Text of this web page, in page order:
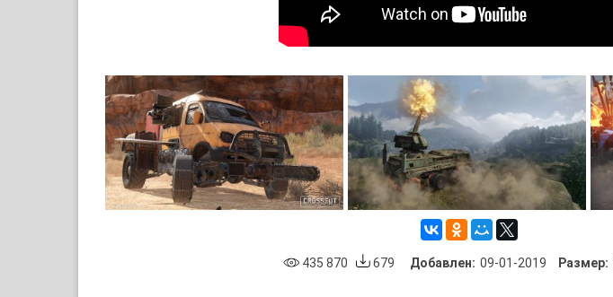
435 870 679 Добавлен: 09-01-2019 Размер: